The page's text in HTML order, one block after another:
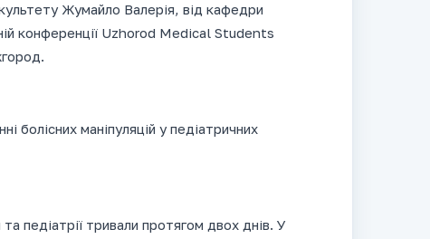
Жумайло Валерія, від кафедри
конференції Uzhorod Medical Students
болісних маніпуляцій у педіатричних
педіатрії тривали протягом двох днів. У